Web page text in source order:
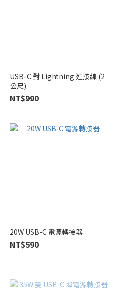
USB-C 對 Lightning 連接線 (2
公尺)
NT$990
20W USB-C 電源轉接器
NT$590